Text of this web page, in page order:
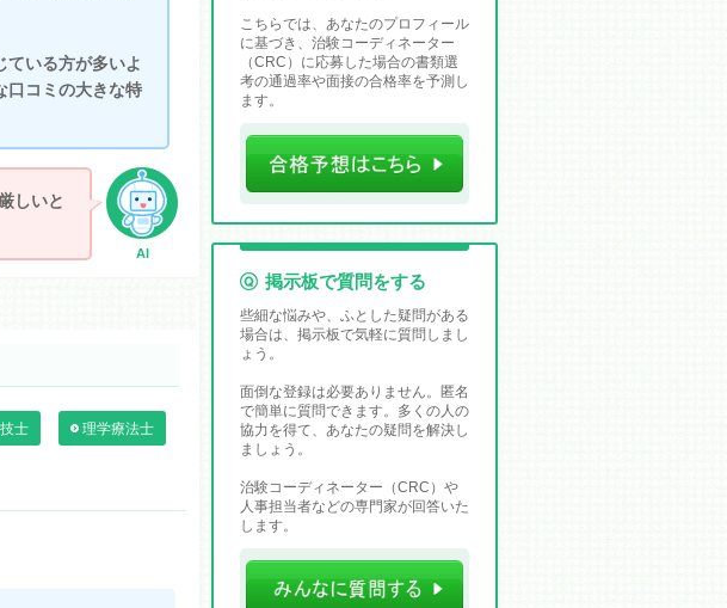
ている方が多いよ
口コミの大きな特
AI
しいと
士 理学療法士
こちらでは、あなたのプロフィール
に基づき、治験コーディネーター
（CRC）に応募した場合の書類選
考の通過率や面接の合格率を予測し
ます。
掲示板で質問をする
些細な悩みや、ふとした疑問がある
場合は、掲示板で気軽に質問しまし
ょう。
面倒な登録は必要ありません。匿名
で簡単に質問できます。多くの人の
協力を得て、あなたの疑問を解決し
ましょう。
治験コーディネーター（CRC）や
人事担当者などの専門家が回答いた
します。